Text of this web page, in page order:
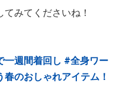
みてくださいね！
一週間着回し #全身ワー
のおしゃれアイテム！